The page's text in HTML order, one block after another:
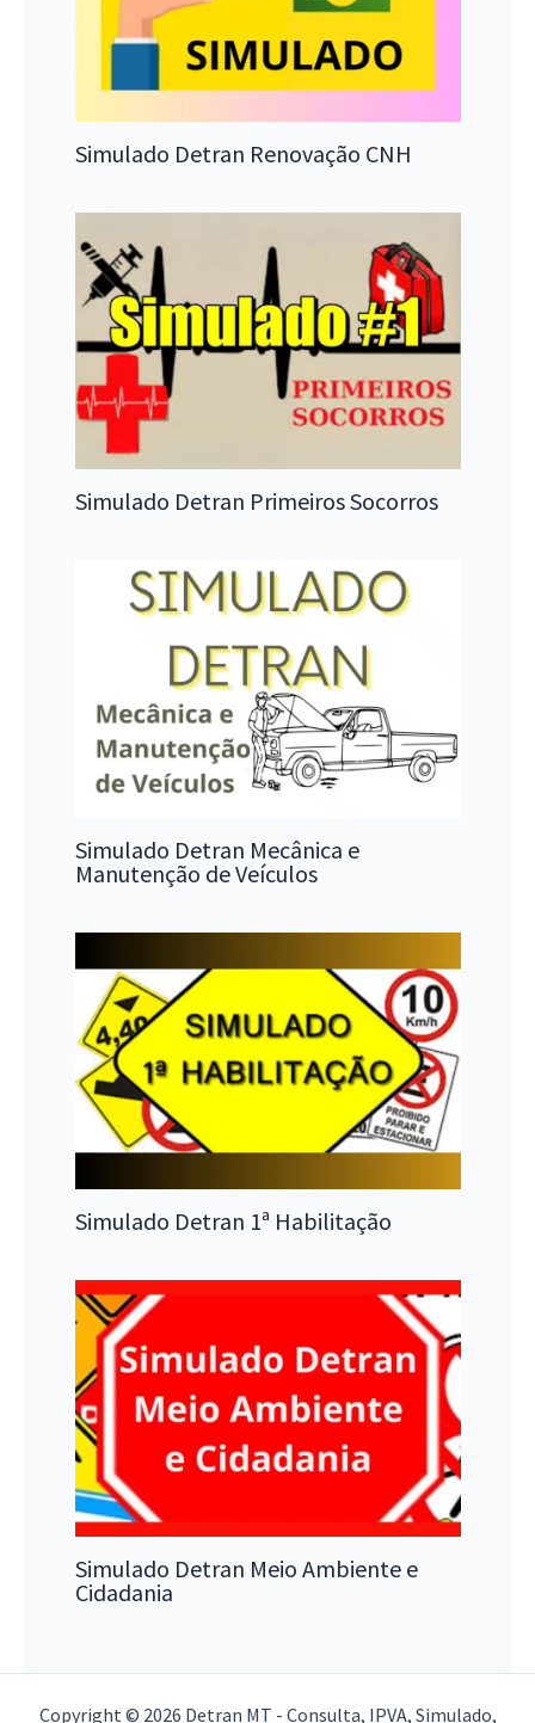
Simulado Detran Renovação CNH
Simulado Detran Primeiros Socorros
Simulado Detran Mecânica e
Manutenção de Veículos
Simulado Detran 1ª Habilitação
Simulado Detran Meio Ambiente e
Cidadania
Copyright © 2026 Detran MT - Consulta, IPVA, Simulado,